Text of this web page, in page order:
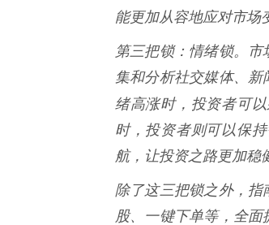
能更加从容地应对市场
第三把锁：情绪锁。
集和分析社交媒体、
绪高涨时，投资者可以
时，投资者则可以保
航，让投资之路更加稳
除了这三把锁之外，
股、一键下单等，全